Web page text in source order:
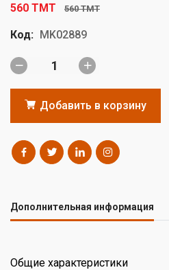
560 TMT 560 TMT
Код: MK02889
Добавить в корзину
Дополнительная информация
Общие характеристики